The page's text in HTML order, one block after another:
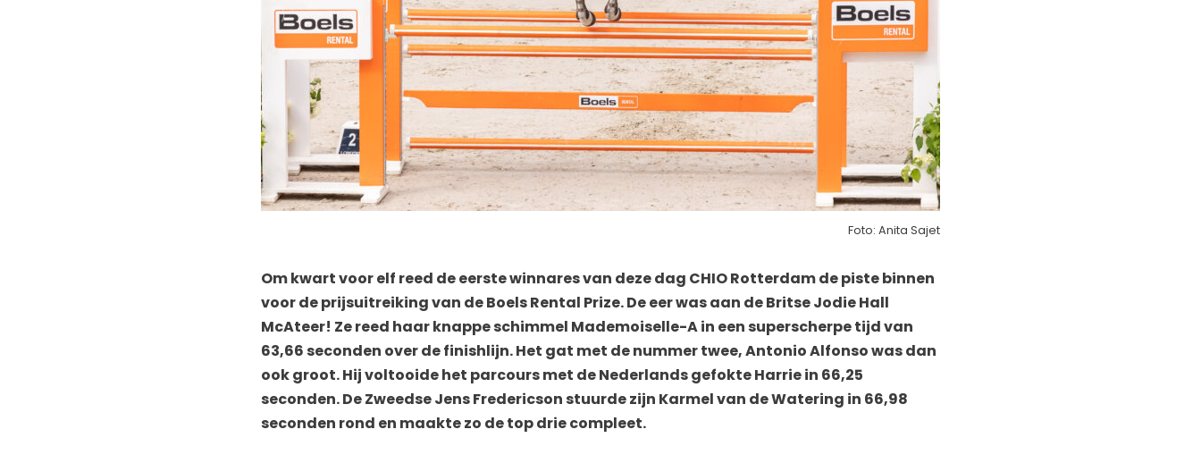
Foto: Anita Sajet
Om kwart voor elf reed de eerste winnares van deze dag CHIO Rotterdam de piste binnen
voor de prijsuitreiking van de Boels Rental Prize. De eer was aan de Britse Jodie Hall
McAteer! Ze reed haar knappe schimmel Mademoiselle-A in een superscherpe tijd van
63,66 seconden over de finishlijn. Het gat met de nummer twee, Antonio Alfonso was dan
ook groot. Hij voltooide het parcours met de Nederlands gefokte Harrie in 66,25
seconden. De Zweedse Jens Fredericson stuurde zijn Karmel van de Watering in 66,98
seconden rond en maakte zo de top drie compleet.